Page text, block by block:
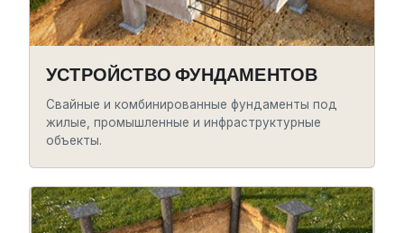
УСТРОЙСТВО ФУНДАМЕНТОВ
Свайные и комбинированные фундаменты под
жилые, промышленные и инфраструктурные
объекты.